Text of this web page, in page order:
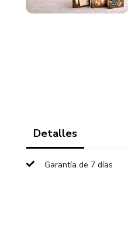
Detalles
Garantía de 7 días